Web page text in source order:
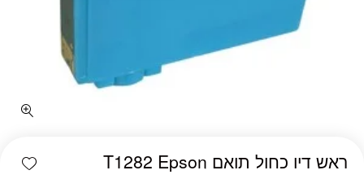
ראש דיו כחול תואם T1282 Epson